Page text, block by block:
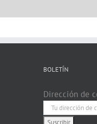
BOLETÍN
Dirección de